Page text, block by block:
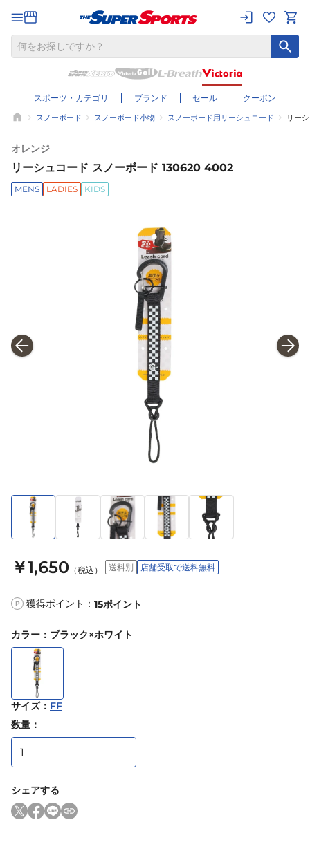
スポーツ・カテゴリ ブランド セール クーポン
スノーボード スノーボード小物 スノーボード用リーシュコード リー
オレンジ
リーシュコード スノーボード 130620 4002
MENS LADIES KIDS
￥1,650 （税込） 送料別 店舗受取で送料無料
P 獲得ポイント： 15ポイント
カラー ： ブラック×ホワイト
サイズ： FF
数量：
シェアする